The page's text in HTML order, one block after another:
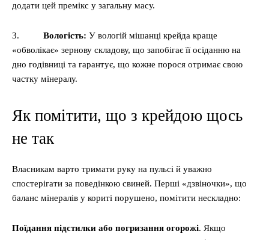
додати цей премікс у загальну масу.
3. Вологість: У вологій мішанці крейда краще
«обволікає» зернову складову, що запобігає її осіданню на
дно годівниці та гарантує, що кожне порося отримає свою
частку мінералу.
Як помітити, що з крейдою щось
не так
Власникам варто тримати руку на пульсі й уважно
спостерігати за поведінкою свиней. Перші «дзвіночки», що
баланс мінералів у коритi порушено, помітити нескладно:
Поїдання підстилки або погризання огорожі. Якщо